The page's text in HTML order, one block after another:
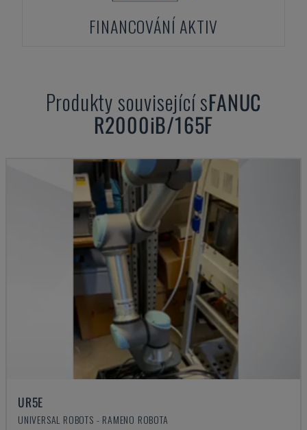
FINANCOVÁNÍ AKTIV
Produkty související sFANUC
R2000iB/165F
UR5E
UNIVERSAL ROBOTS - RAMENO ROBOTA